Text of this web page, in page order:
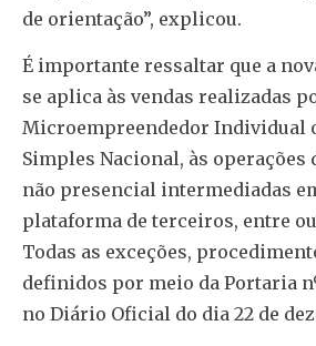
de orientação”, explicou.
É importante ressaltar que a
se aplica às vendas realizadas
Microempreendedor Individual
Simples Nacional, às operações
não presencial intermediadas
plataforma de terceiros, entre
Todas as exceções,
definidos por meio da Portaria
no Diário Oficial do dia 22 de